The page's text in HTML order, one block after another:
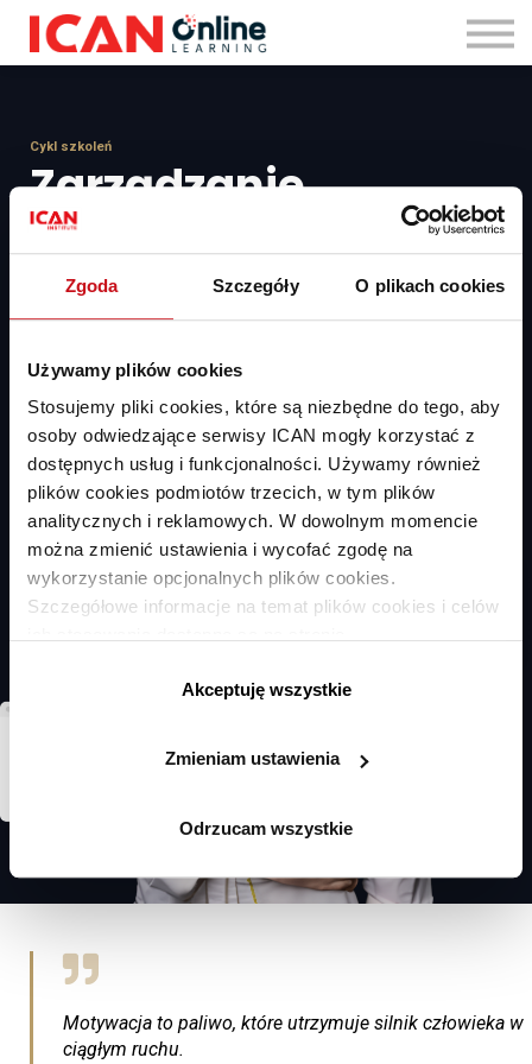
Zgoda Szczegóły O plikach cookies
Używamy plików cookies
Stosujemy pliki cookies, które są niezbędne do tego, aby
osoby odwiedzające serwisy ICAN mogły korzystać z
dostępnych usług i funkcjonalności. Używamy również
plików cookies podmiotów trzecich, w tym plików
analitycznych i reklamowych. W dowolnym momencie
można zmienić ustawienia i wycofać zgodę na
wykorzystanie opcjonalnych plików cookies.
Szczegółowe informacje na temat plików cookies i celów
Akceptuję wszystkie
Zmieniam ustawienia
Odrzucam wszystkie
Zaloguj się
Cykl szkoleń
Zarządzanie
motywacją
Motywowanie pracowników jest jak pielęgnowanie ogrodu – jedni
potrzebują więcej światła, inni wody, a każdy wzrasta we własnym
rozkwita i nabiera siły. Odkryj, jak to robić mądrze i skutecznie,
uczestnicząc w dwóch szkoleniach o motywowaniu i angażowaniu!
Motywacja to paliwo, które utrzymuje silnik człowieka w
ciągłym ruchu.